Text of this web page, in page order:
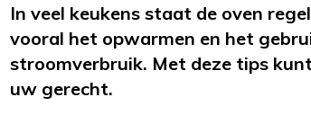
In veel keukens staat de oven
vooral het opwarmen en het
stroomverbruik. Met deze tips
uw gerecht.